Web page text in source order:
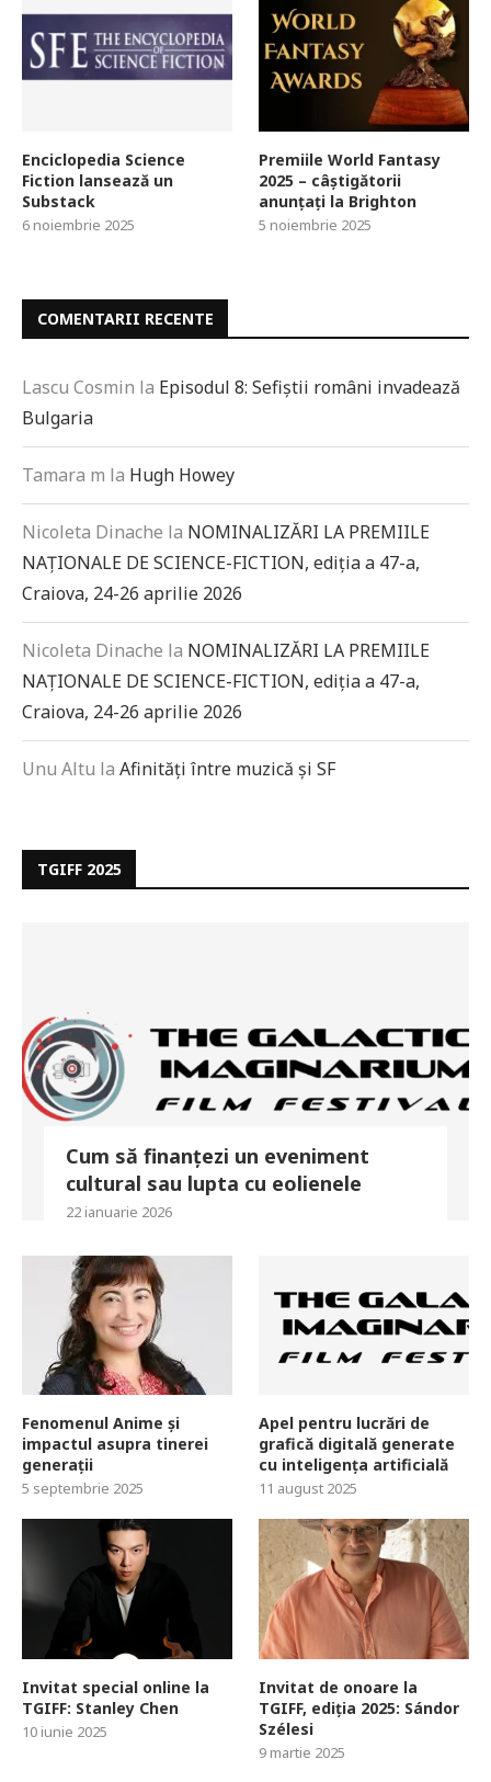
Enciclopedia Science
Fiction lansează un
Substack
6 noiembrie 2025
Premiile World Fantasy
2025 – câștigătorii
anunțați la Brighton
5 noiembrie 2025
COMENTARII RECENTE
Lascu Cosmin la Episodul 8: Sefiștii români invadează
Bulgaria
Tamara m la Hugh Howey
Nicoleta Dinache la NOMINALIZĂRI LA PREMIILE
NAȚIONALE DE SCIENCE-FICTION, ediția a 47-a,
Craiova, 24-26 aprilie 2026
Nicoleta Dinache la NOMINALIZĂRI LA PREMIILE
NAȚIONALE DE SCIENCE-FICTION, ediția a 47-a,
Craiova, 24-26 aprilie 2026
Unu Altu la Afinități între muzică și SF
TGIFF 2025
Cum să finanțezi un eveniment
cultural sau lupta cu eolienele
22 ianuarie 2026
Fenomenul Anime și
impactul asupra tinerei
generații
5 septembrie 2025
Apel pentru lucrări de
grafică digitală generate
cu inteligența artificială
11 august 2025
Invitat special online la
TGIFF: Stanley Chen
10 iunie 2025
Invitat de onoare la
TGIFF, ediția 2025: Sándor
Szélesi
9 martie 2025